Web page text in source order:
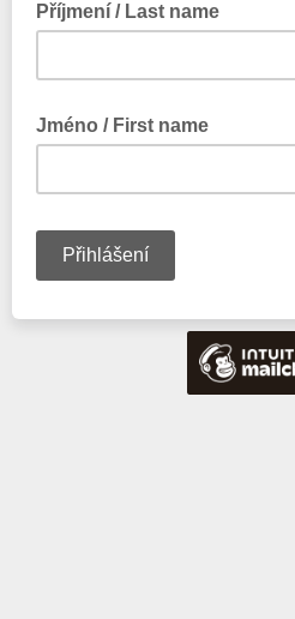
Příjmení / Last name
Jméno / First name